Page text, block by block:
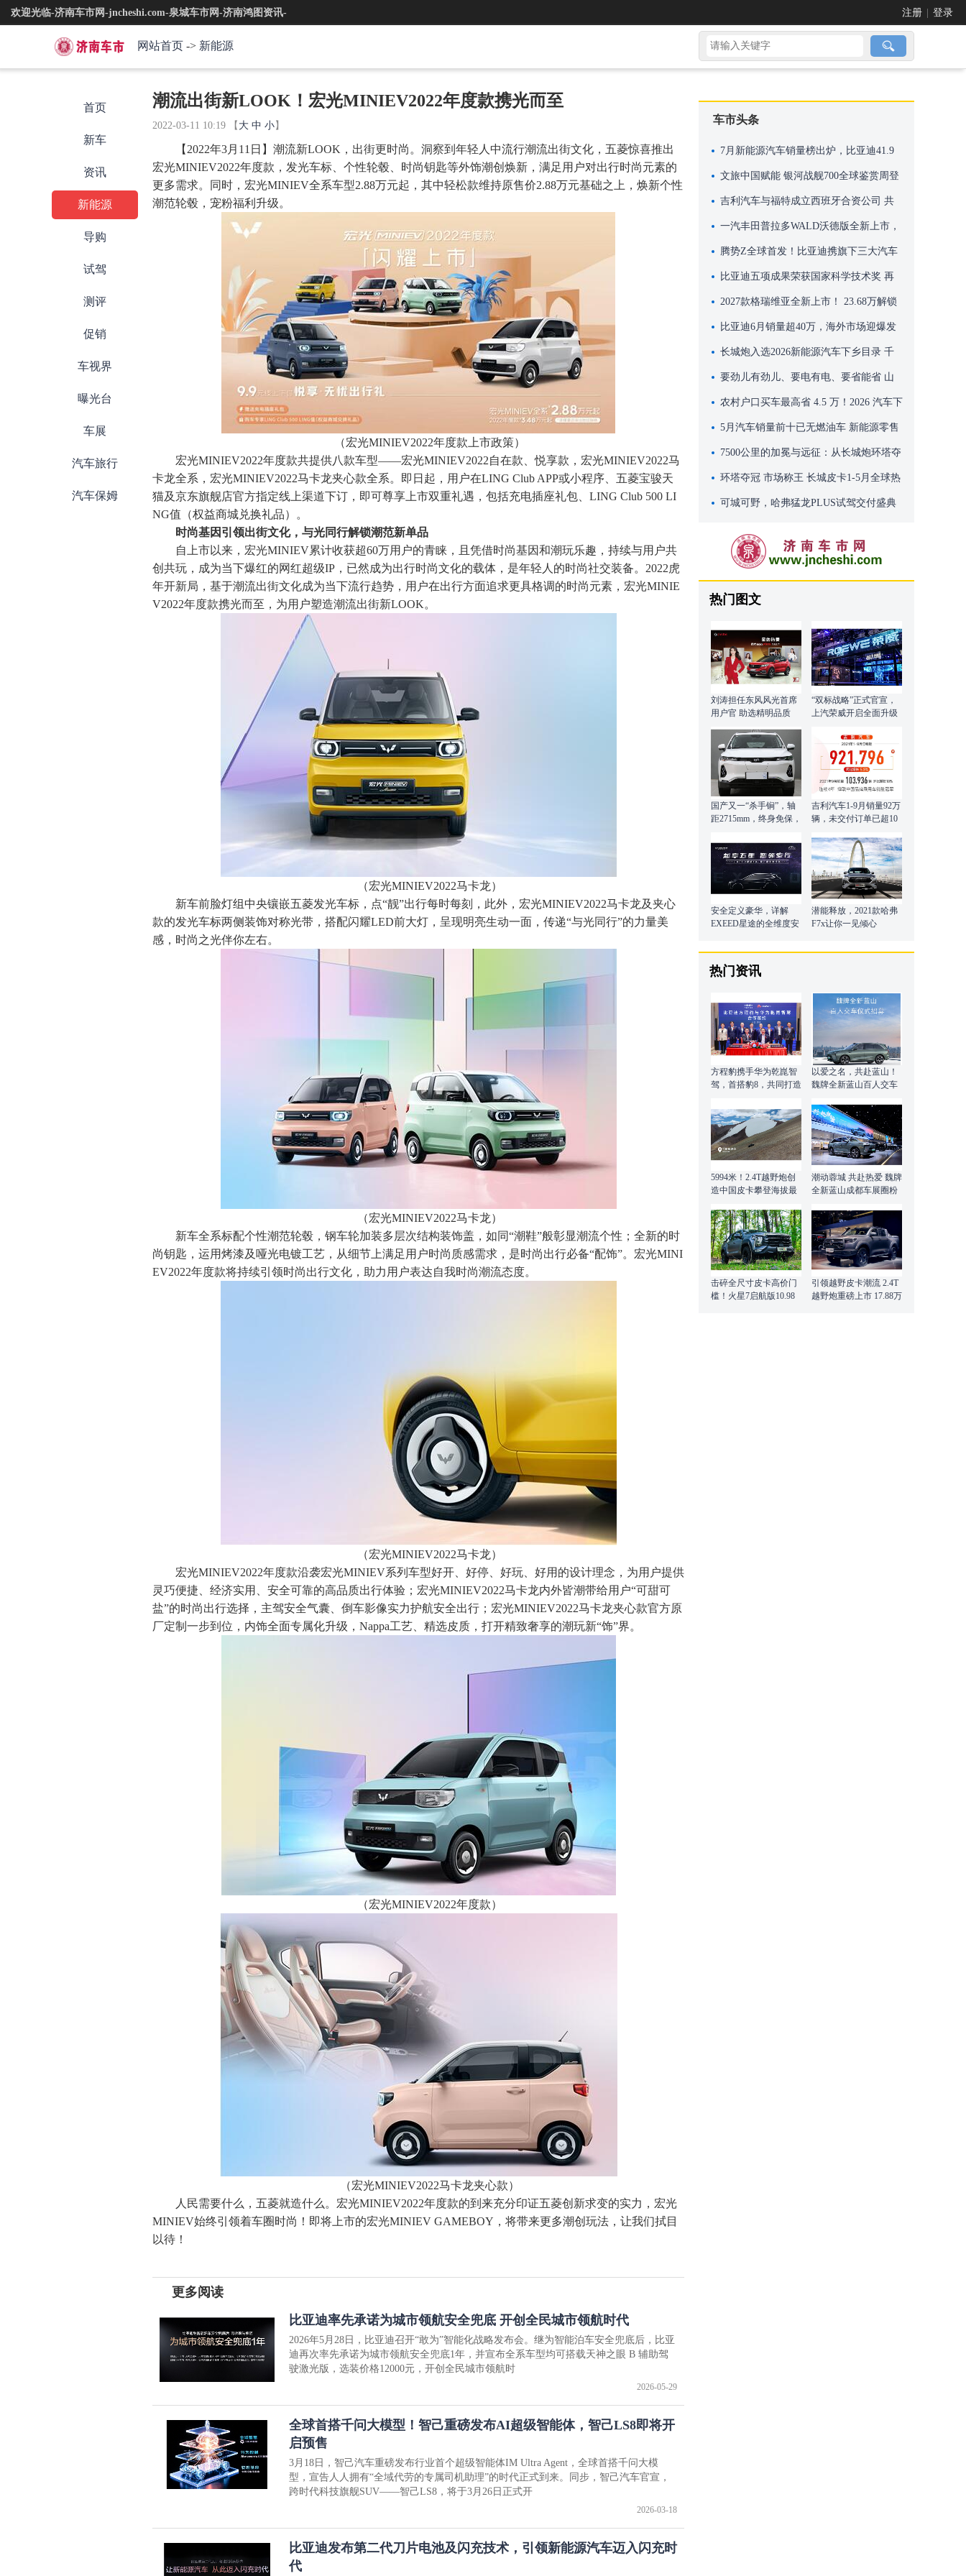
欢迎光临-济南车市网-jncheshi.com-泉城车市网-济南鸿图资讯- 注册 登录
网站首页 -> 新能源
首页
新车
资讯
新能源
导购
试驾
测评
促销
车视界
曝光台
车展
汽车旅行
汽车保姆
潮流出街新LOOK！宏光MINIEV2022年度款携光而至
2022-03-11 10:19 【 大 中 小 】
【2022年3月11日】 潮流新LOOK，出街更时尚。洞察到年轻人中流行潮流出街文化，五菱惊喜推出
宏光MINIEV2022年度款，发光车标、个性轮毂、时尚钥匙等外饰潮创焕新，满足用户对出行时尚元素的
更多需求。同时，宏光MINIEV全系车型2.88万元起，其中轻松款维持原售价2.88万元基础之上，焕新个性
潮范轮毂，宠粉福利升级。
（宏光MINIEV2022年度款上市政策）
宏光MINIEV2022年度款共提供八款车型——宏光MINIEV2022自在款、悦享款，宏光MINIEV2022马
卡龙全系，宏光MINIEV2022马卡龙夹心款全系。即日起，用户在LING Club APP或小程序、五菱宝骏天
猫及京东旗舰店官方指定线上渠道下订，即可尊享上市双重礼遇，包括充电插座礼包、LING Club 500 LI
NG值（权益商城兑换礼品）。
时尚基因引领出街文化，与光同行解锁潮范新单品
自上市以来，宏光MINIEV累计收获超60万用户的青睐，且凭借时尚基因和潮玩乐趣，持续与用户共
创共玩，成为当下爆红的网红超级IP，已然成为出行时尚文化的载体，是年轻人的时尚社交装备。2022虎
年开新局，基于潮流出街文化成为当下流行趋势，用户在出行方面追求更具格调的时尚元素，宏光MINIE
V2022年度款携光而至，为用户塑造潮流出街新LOOK。
（宏光MINIEV2022马卡龙）
新车前脸灯组中央镶嵌五菱发光车标，点“靓”出行每时每刻，此外，宏光MINIEV2022马卡龙及夹心
款的发光车标两侧装饰对称光带，搭配闪耀LED前大灯，呈现明亮生动一面，传递“与光同行”的力量美
感，时尚之光伴你左右。
（宏光MINIEV2022马卡龙）
新车全系标配个性潮范轮毂，钢车轮加装多层次结构装饰盖，如同“潮鞋”般彰显潮流个性；全新的时
尚钥匙，运用烤漆及哑光电镀工艺，从细节上满足用户时尚质感需求，是时尚出行必备“配饰”。宏光MINI
EV2022年度款将持续引领时尚出行文化，助力用户表达自我时尚潮流态度。
（宏光MINIEV2022马卡龙）
宏光MINIEV2022年度款沿袭宏光MINIEV系列车型好开、好停、好玩、好用的设计理念，为用户提供
灵巧便捷、经济实用、安全可靠的高品质出行体验；宏光MINIEV2022马卡龙内外皆潮带给用户“可甜可
盐”的时尚出行选择，主驾安全气囊、倒车影像实力护航安全出行；宏光MINIEV2022马卡龙夹心款官方原
厂定制一步到位，内饰全面专属化升级，Nappa工艺、精选皮质，打开精致奢享的潮玩新“饰”界。
（宏光MINIEV2022年度款）
（宏光MINIEV2022马卡龙夹心款）
人民需要什么，五菱就造什么。宏光MINIEV2022年度款的到来充分印证五菱创新求变的实力，宏光
MINIEV始终引领着车圈时尚！即将上市的宏光MINIEV GAMEBOY，将带来更多潮创玩法，让我们拭目
以待！
更多阅读
比亚迪率先承诺为城市领航安全兜底 开创全民城市领航时代
2026年5月28日，比亚迪召开“敢为”智能化战略发布会。继为智能泊车安全兜底后，比亚
迪再次率先承诺为城市领航安全兜底1年，并宣布全系车型均可搭载天神之眼 B 辅助驾
驶激光版，选装价格12000元，开创全民城市领航时
2026-05-29
全球首搭千问大模型！智己重磅发布AI超级智能体，智己LS8即将开
启预售
3月18日，智己汽车重磅发布行业首个超级智能体IM Ultra Agent，全球首搭千问大模
型，宣告人人拥有“全域代劳的专属司机助理”的时代正式到来。同步，智己汽车官宣，
跨时代科技旗舰SUV——智己LS8，将于3月26日正式开
2026-03-18
比亚迪发布第二代刀片电池及闪充技术，引领新能源汽车迈入闪充时
代
车市头条
7月新能源汽车销量榜出炉，比亚迪41.9
万辆稳居榜首
文旅中国赋能 银河战舰700全球鉴赏周登
陆米兰
吉利汽车与福特成立西班牙合资公司 共
享瓦伦西亚工厂产能进行本地化生产
一汽丰田普拉多WALD沃德版全新上市，
机甲风格，硬核来袭！
腾势Z全球首发！比亚迪携旗下三大汽车
品牌再次亮相英国古德伍德速度节
比亚迪五项成果荣获国家科学技术奖 再
创历史新高
2027款格瑞维亚全新上市！ 23.68万解锁
百万级移动座舱
比亚迪6月销量超40万，海外市场迎爆发
式增长
长城炮入选2026新能源汽车下乡目录 千
万别错过这波国家专属福利
要劲儿有劲儿、要电有电、要省能省 山
海炮Hi4-T带你嗨玩端午假期
农村户口买车最高省 4.5 万！2026 汽车下
乡补贴全攻略
5月汽车销量前十已无燃油车 新能源零售
渗透率62.9%
7500公里的加冕与远征：从长城炮环塔夺
冠，看中国皮卡向上突破的雄心
环塔夺冠 市场称王 长城皮卡1-5月全球热
销78500辆
可城可野，哈弗猛龙PLUS试驾交付盛典
热门图文
刘涛担任东风风光首席
用户官 助选精明品质
“双标战略”正式官宣，
上汽荣威开启全面升级
国产又一“杀手锏”，轴
距2715mm，终身免保，
吉利汽车1-9月销量92万
辆，未交付订单已超10
安全定义豪华，详解
EXEED星途的全维度安
潜能释放，2021款哈弗
F7x让你一见倾心
热门资讯
方程豹携手华为乾崑智
驾，首搭豹8，共同打造
方案
以爱之名，共赴蓝山！
魏牌全新蓝山百人交车
5994米！2.4T越野炮创
造中国皮卡攀登海拔最
潮动蓉城 共赴热爱 魏牌
全新蓝山成都车展圈粉
击碎全尺寸皮卡高价门
槛！火星7启航版10.98
引领越野皮卡潮流 2.4T
越野炮重磅上市 17.88万